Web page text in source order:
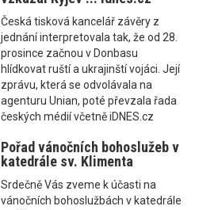
Česká tisková kancelář závěry z
jednání interpretovala tak, že od 28.
prosince začnou v Donbasu
hlídkovat ruští a ukrajinští vojáci. Její
zprávu, která se odvolávala na
agenturu Unian, poté převzala řada
českých médií včetně iDNES.cz
Pořad vánočních bohoslužeb v
katedrále sv. Klimenta
Srdečně Vás zveme k účasti na
vánočních bohoslužbách v katedrále